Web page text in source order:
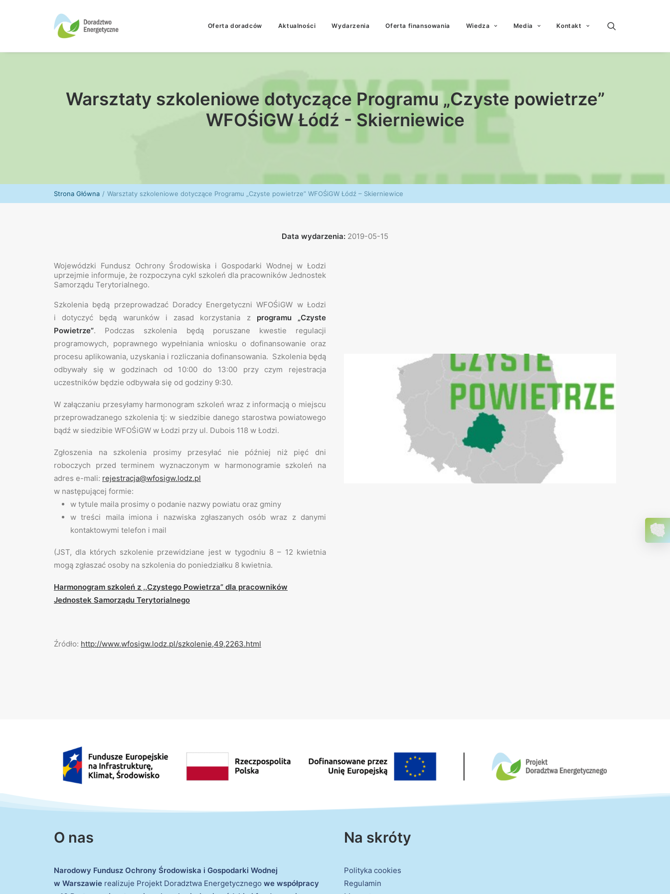
Oferta doradców Aktualności Wydarzenia Oferta finansowania Wiedza Media Kontakt
Warsztaty szkoleniowe dotyczące Programu „Czyste powietrze”
WFOŚiGW Łódź - Skierniewice
Strona Główna Warsztaty szkoleniowe dotyczące Programu „Czyste powietrze” WFOŚiGW Łódź – Skierniewice
Data wydarzenia: 2019-05-15
Wojewódzki Fundusz Ochrony Środowiska i Gospodarki Wodnej w Łodzi
uprzejmie informuje, że rozpoczyna cykl szkoleń dla pracowników Jednostek
Samorządu Terytorialnego.
Szkolenia będą przeprowadzać Doradcy Energetyczni WFOŚiGW w Łodzi
i dotyczyć będą warunków i zasad korzystania z programu „Czyste
Powietrze”. Podczas szkolenia będą poruszane kwestie regulacji
programowych, poprawnego wypełniania wniosku o dofinansowanie oraz
procesu aplikowania, uzyskania i rozliczania dofinansowania. Szkolenia będą
odbywały się w godzinach od 10:00 do 13:00 przy czym rejestracja
uczestników będzie odbywała się od godziny 9:30.
W załączaniu przesyłamy harmonogram szkoleń wraz z informacją o miejscu
przeprowadzanego szkolenia tj: w siedzibie danego starostwa powiatowego
bądź w siedzibie WFOŚiGW w Łodzi przy ul. Dubois 118 w Łodzi.
Zgłoszenia na szkolenia prosimy przesyłać nie później niż pięć dni
roboczych przed terminem wyznaczonym w harmonogramie szkoleń na
adres e-mali: rejestracja@wfosigw.lodz.pl
w następującej formie:
w tytule maila prosimy o podanie nazwy powiatu oraz gminy
w treści maila imiona i nazwiska zgłaszanych osób wraz z danymi
kontaktowymi telefon i mail
(​JST, dla których szkolenie przewidziane jest w tygodniu 8 – 12 kwietnia
mogą zgłaszać osoby na szkolenia do poniedziałku 8 kwietnia.
Harmonogram szkoleń z ,,Czystego Powietrza” dla pracowników
Jednostek Samorządu Terytorialnego
Źródło: http://www.wfosigw.lodz.pl/szkolenie,49,2263.html
O nas
Narodowy Fundusz Ochrony Środowiska i Gospodarki Wodnej
w Warszawie realizuje Projekt Doradztwa Energetycznego we współpracy
Na skróty
Polityka cookies
Regulamin